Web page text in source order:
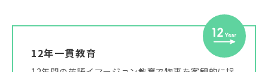
12年一貫教育